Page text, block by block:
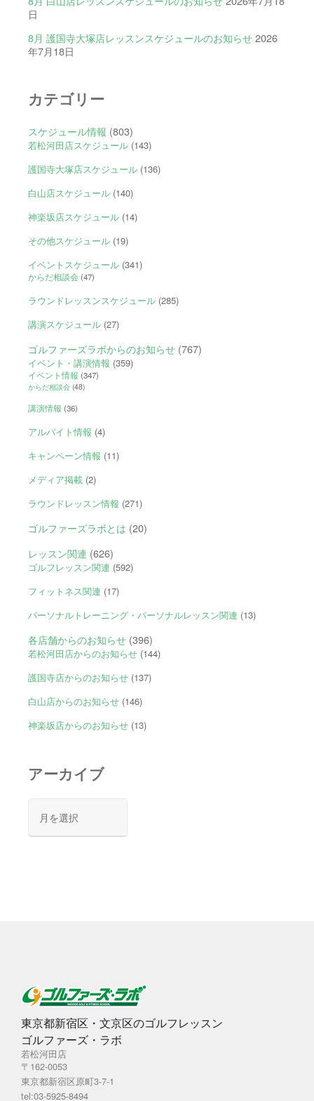
日
8月 護国寺大塚店レッスンスケジュールのお知らせ 2026
年7月18日
カテゴリー
スケジュール情報 (803)
若松河田店スケジュール(143)
護国寺大塚店スケジュール(136)
白山店スケジュール(140)
神楽坂店スケジュール(14)
その他スケジュール(19)
イベントスケジュール(341)
からだ相談会(47)
ラウンドレッスンスケジュール(285)
講演スケジュール(27)
ゴルファーズラボからのお知らせ(767)
イベント・講演情報 (359)
イベント情報 (347)
からだ相談会(48)
講演情報 (36)
アルバイト情報 (4)
キャンペーン情報 (11)
メディア掲載(2)
ラウンドレッスン情報 (271)
ゴルファーズラボとは (20)
レッスン関連 (626)
ゴルフレッスン関連 (592)
フィットネス関連 (17)
パーソナルトレーニング・パーソナルレッスン関連 (13)
各店舗からのお知らせ(396)
若松河田店からのお知らせ(144)
護国寺店からのお知らせ(137)
白山店からのお知らせ(146)
神楽坂店からのお知らせ(13)
アーカイブ
カ
東京都新宿区・文京区のゴルフレッスン
ゴルファーズ・ラボ
若松河田店
〒162-0053
東京都新宿区原町3-7-1
tel:03-5925-8494